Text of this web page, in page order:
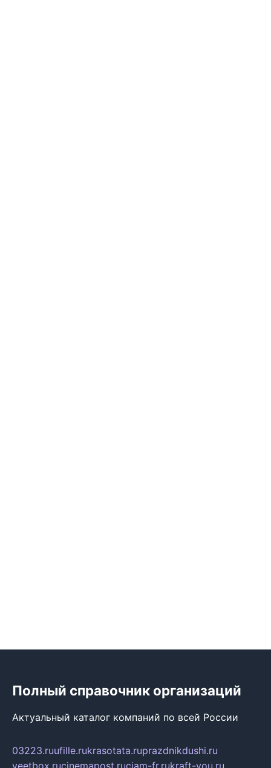
Полный справочник организаций
Актуальный каталог компаний по всей России
03223.ruufille.rukrasotata.ruprazdnikdushi.ru
veetbox.rucinemapost.ruciam-fr.rukraft-you.ru